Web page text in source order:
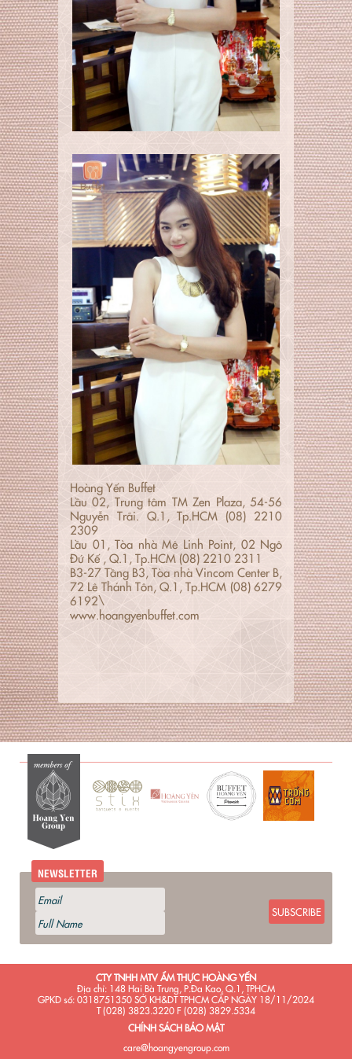
Hoàng Yến Buffet
Lầu 02, Trung tâm TM Zen Plaza, 54-56
Nguyễn Trãi. Q.1, Tp.HCM (08) 2210
2309
Lầu 01, Tòa nhà Mê Linh Point, 02 Ngô
Đứ Kế , Q.1, Tp.HCM (08) 2210 2311
B3-27 Tầng B3, Tòa nhà Vincom Center B,
72 Lê Thánh Tôn, Q.1, Tp.HCM (08) 6279
6192\
www.hoangyenbuffet.com
NEWSLETTER
SUBSCRIBE
CTY TNHH MTV ẨM THỰC HOÀNG YẾN
Địa chỉ: 148 Hai Bà Trưng, P.Đa Kao, Q.1, TPHCM
GPKD số: 0318751350 SỞ KH&DT TPHCM CẤP NGÀY 18/11/2024
T (028) 3823.3220 F (028) 3829.5334
CHÍNH SÁCH BẢO MẬT
care@hoangyengroup.com